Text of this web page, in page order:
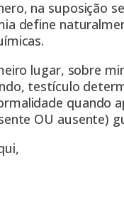
na suposição
define
lugar, sobre
testículo
quando
OU ausente)